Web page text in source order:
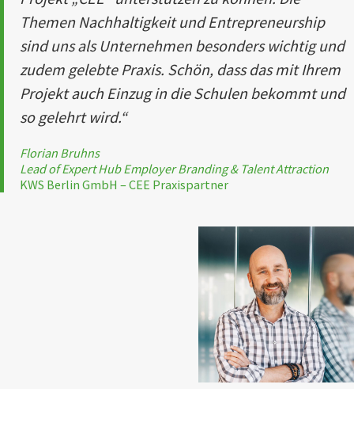
Themen Nachhaltigkeit und Entrepreneurship
sind uns als Unternehmen besonders wichtig und
zudem gelebte Praxis. Schön, dass das mit Ihrem
Projekt auch Einzug in die Schulen bekommt und
so gelehrt wird.“
Florian Bruhns
Lead of Expert Hub Employer Branding & Talent Attraction
KWS Berlin GmbH – CEE Praxispartner